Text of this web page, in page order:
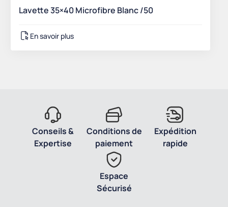
Lavette 35×40 Microfibre Blanc /50
En savoir plus
Conseils &
Expertise
Conditions de
paiement
Expédition
rapide
Espace
Sécurisé